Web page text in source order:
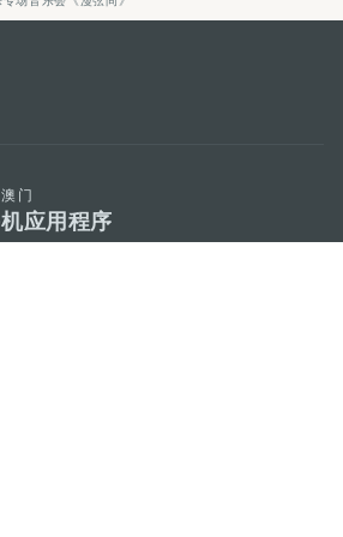
门
应用程序